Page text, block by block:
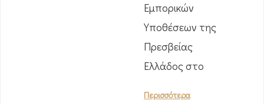
Εμπορικών
Υποθέσεων της
Πρεσβείας
Ελλάδος στο
Περισσότερα